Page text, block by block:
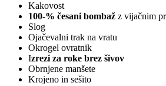
Kakovost
100-% česani bombaž z vijačnim
Slog
Ojačevalni trak na vratu
Okrogel ovratnik
Izrezi za roke brez šivov
Obrnjene manšete
Krojeno in sešito